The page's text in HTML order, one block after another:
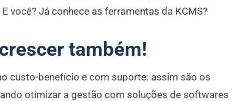
você? Já conhece as ferramentas da KCMS?
também!
custo-benefício e com suporte: assim são os
otimizar a gestão com soluções de softwares